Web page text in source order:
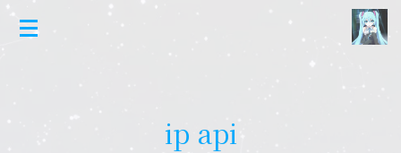
ip api